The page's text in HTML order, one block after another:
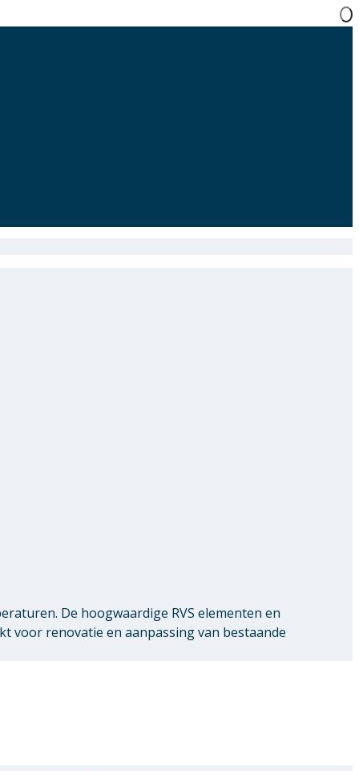
De hoogwaardige RVS elementen en
voor renovatie en aanpassing van bestaande